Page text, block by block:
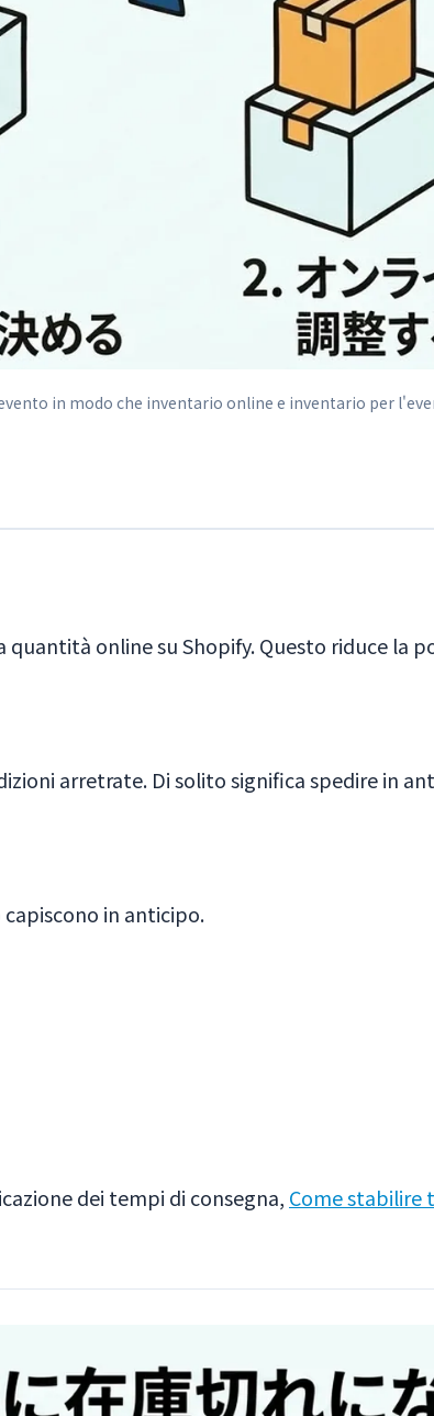
in modo che inventario online e inventario per
online su Shopify. Questo riduce la
arretrate. Di solito significa spedire in
in anticipo.
dei tempi di consegna, Come stabilire